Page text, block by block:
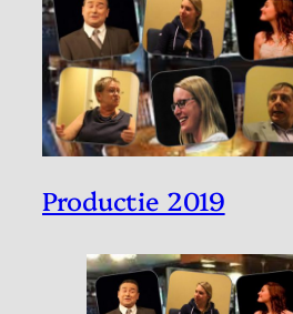
Productie 2019